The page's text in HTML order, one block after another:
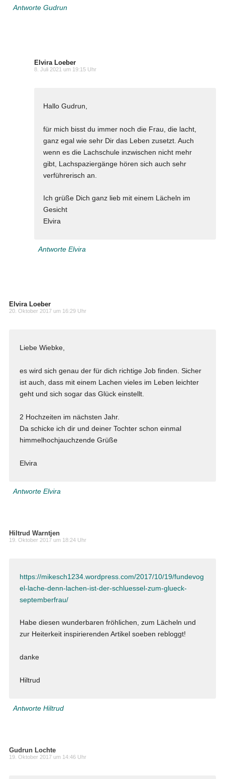
Antworte Gudrun
Elvira Loeber
8. Juli 2021 um 19:15 Uhr
Hallo Gudrun,
für mich bisst du immer noch die Frau, die lacht,
ganz egal wie sehr Dir das Leben zusetzt. Auch
wenn es die Lachschule inzwischen nicht mehr
gibt, Lachspaziergänge hören sich auch sehr
verführerisch an.
Ich grüße Dich ganz lieb mit einem Lächeln im
Gesicht
Elvira
Antworte Elvira
Elvira Loeber
20. Oktober 2017 um 16:29 Uhr
Liebe Wiebke,
es wird sich genau der für dich richtige Job finden. Sicher
ist auch, dass mit einem Lachen vieles im Leben leichter
geht und sich sogar das Glück einstellt.
2 Hochzeiten im nächsten Jahr.
Da schicke ich dir und deiner Tochter schon einmal
himmelhochjauchzende Grüße
Elvira
Antworte Elvira
Hiltrud Warntjen
19. Oktober 2017 um 18:24 Uhr
https://mikesch1234.wordpress.com/2017/10/19/fundevog
el-lache-denn-lachen-ist-der-schluessel-zum-glueck-
septemberfrau/
Habe diesen wunderbaren fröhlichen, zum Lächeln und
zur Heiterkeit inspirierenden Artikel soeben rebloggt!
danke
Hiltrud
Antworte Hiltrud
Gudrun Lochte
19. Oktober 2017 um 14:46 Uhr